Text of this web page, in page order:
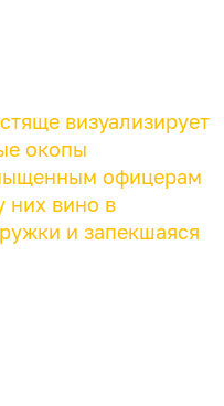
визуализирует
окопы
офицерам
них вино в
и запекшаяся